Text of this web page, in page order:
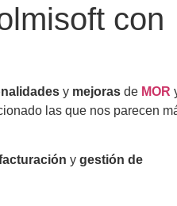
con
y mejoras de MOR
las que nos parecen
y gestión de